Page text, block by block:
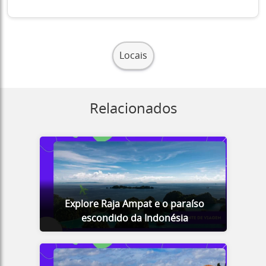
Locais
Relacionados
Explore Raja Ampat e o paraíso
escondido da Indonésia